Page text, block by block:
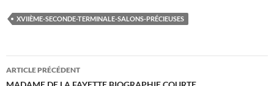
XVIIÈME-SECONDE-TERMINALE-SALONS-PRÉCIEUSES
Navigation
ARTICLE PRÉCÉDENT